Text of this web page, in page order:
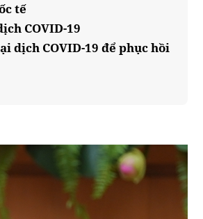
tế
COVID-19
dịch COVID-19 để phục hồi